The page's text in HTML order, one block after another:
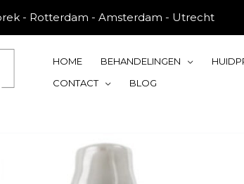
- Rotterdam - Amsterdam - Utrecht
HOME BEHANDELINGEN
CONTACT
BLOG